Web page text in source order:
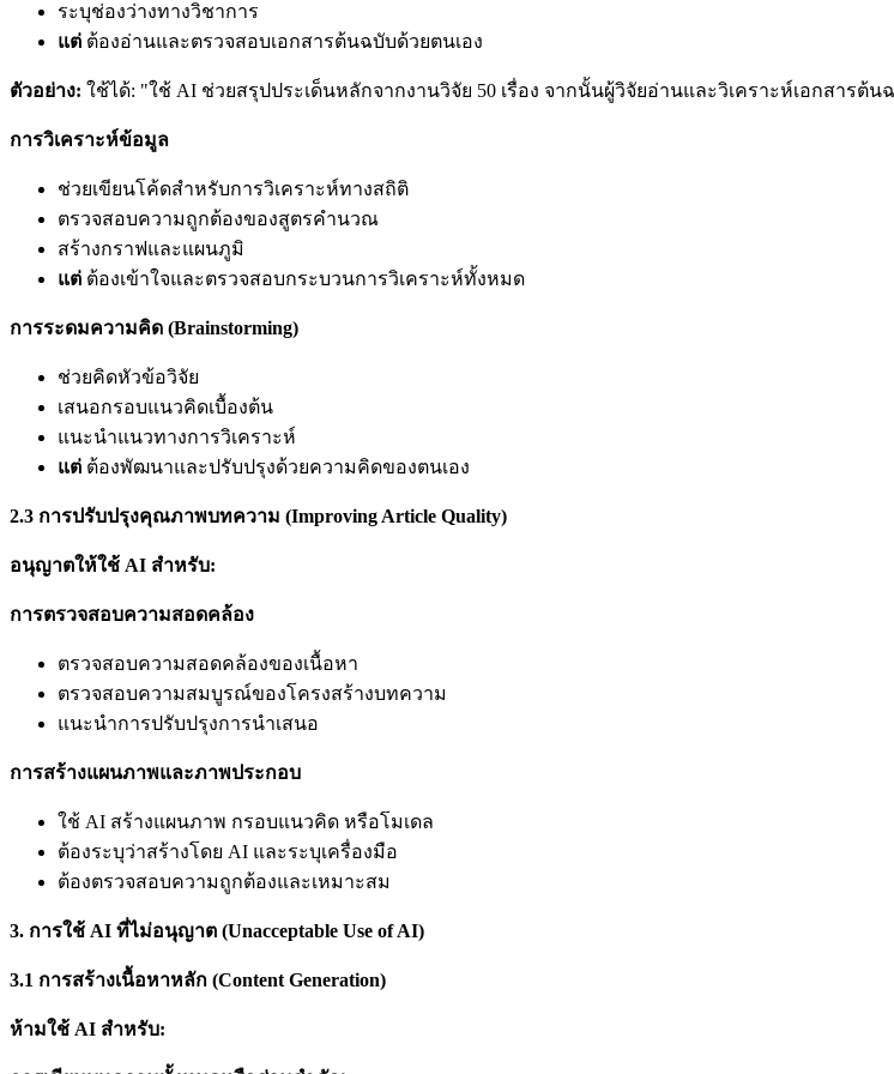
ระบุช่องว่างทางวิชาการ
แต่ ต้องอ่านและตรวจสอบเอกสารต้นฉบับด้วยตนเอง
ตัวอย่าง: ใช้ได้: "ใช้ AI ช่วยสรุปประเด็นหลักจากงานวิจัย 50 เรื่อง จากนั้นผู้วิจัยอ่านและวิเคราะห์เอกสารต้น
การวิเคราะห์ข้อมูล
ช่วยเขียนโค้ดสำหรับการวิเคราะห์ทางสถิติ
ตรวจสอบความถูกต้องของสูตรคำนวณ
สร้างกราฟและแผนภูมิ
แต่ ต้องเข้าใจและตรวจสอบกระบวนการวิเคราะห์ทั้งหมด
การระดมความคิด (Brainstorming)
ช่วยคิดหัวข้อวิจัย
เสนอกรอบแนวคิดเบื้องต้น
แนะนำแนวทางการวิเคราะห์
แต่ ต้องพัฒนาและปรับปรุงด้วยความคิดของตนเอง
2.3 การปรับปรุงคุณภาพบทความ (Improving Article Quality)
อนุญาตให้ใช้ AI สำหรับ:
การตรวจสอบความสอดคล้อง
ตรวจสอบความสอดคล้องของเนื้อหา
ตรวจสอบความสมบูรณ์ของโครงสร้างบทความ
แนะนำการปรับปรุงการนำเสนอ
การสร้างแผนภาพและภาพประกอบ
ใช้ AI สร้างแผนภาพ กรอบแนวคิด หรือโมเดล
ต้องระบุว่าสร้างโดย AI และระบุเครื่องมือ
ต้องตรวจสอบความถูกต้องและเหมาะสม
3. การใช้ AI ที่ไม่อนุญาต (Unacceptable Use of AI)
3.1 การสร้างเนื้อหาหลัก (Content Generation)
ห้ามใช้ AI สำหรับ: